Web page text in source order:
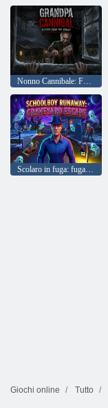
Nonno Cannibale: Fuga dal Maniaco
Scolaro in fuga: fuga dal cimitero
Giochi online Tutto